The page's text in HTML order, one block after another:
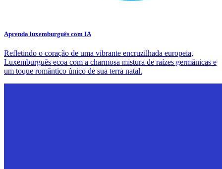
Aprenda luxemburguês com IA
Refletindo o coração de uma vibrante encruzilhada europeia,
Luxemburguês ecoa com a charmosa mistura de raízes germânicas e
um toque romântico único de sua terra natal.